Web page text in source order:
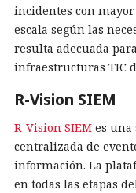
incidentes con
escala según las
resulta adecuada
infraestructuras TIC
R-Vision SIEM
R-Vision SIEM es una
centralizada de
información. La
en todas las etapas